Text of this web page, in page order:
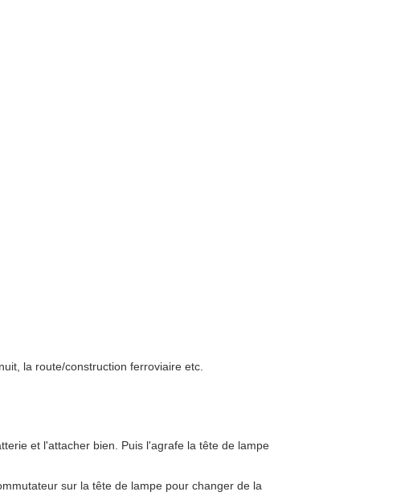
la route/construction ferroviaire etc.
et l'attacher bien. Puis l'agrafe la tête de lampe
sur la tête de lampe pour changer de la